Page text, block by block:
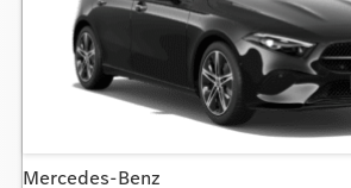
Mercedes-Benz